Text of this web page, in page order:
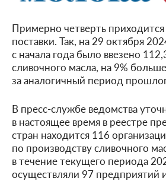
Примерно четверть
поставки. Так, на 29 октября
с начала года было ввезено
сливочного масла, на 9%
за аналогичный период
В пресс-службе ведомства
в настоящее время в реестре
стран находится 116
по производству сливочного
в течение текущего периода
осуществляли 97 предприятий